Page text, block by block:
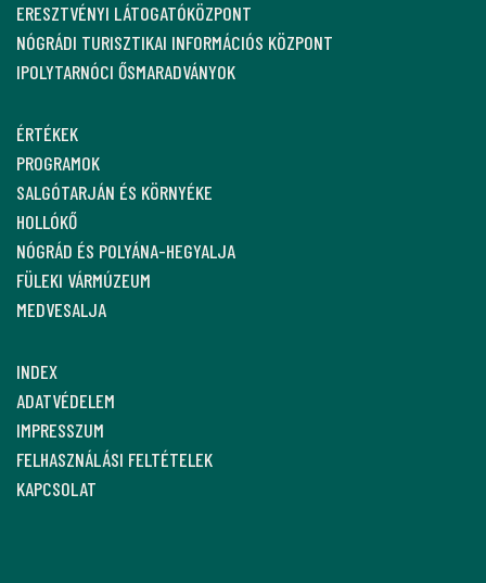
ERESZTVÉNYI LÁTOGATÓKÖZPONT
NÓGRÁDI TURISZTIKAI INFORMÁCIÓS KÖZPONT
IPOLYTARNÓCI ŐSMARADVÁNYOK
ÉRTÉKEK
PROGRAMOK
SALGÓTARJÁN ÉS KÖRNYÉKE
HOLLÓKŐ
NÓGRÁD ÉS POLYÁNA-HEGYALJA
FÜLEKI VÁRMÚZEUM
MEDVESALJA
INDEX
ADATVÉDELEM
IMPRESSZUM
FELHASZNÁLÁSI FELTÉTELEK
KAPCSOLAT